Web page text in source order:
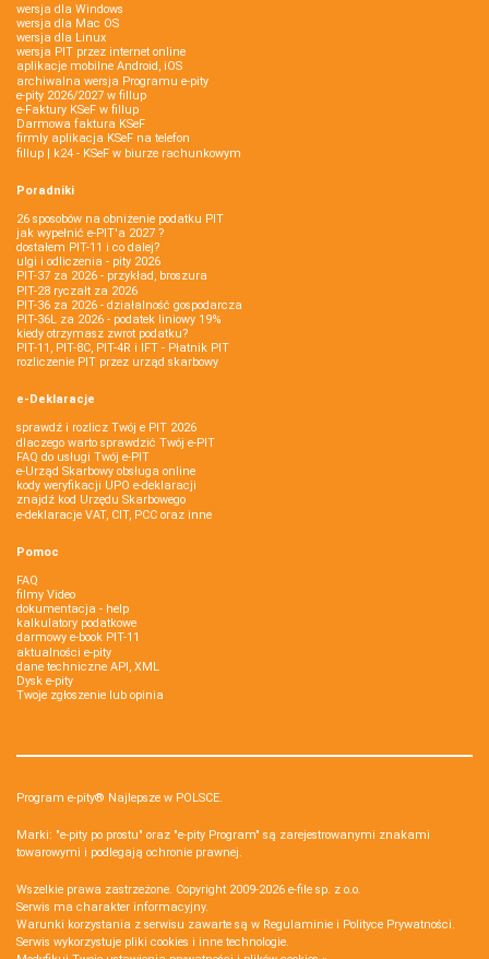
wersja dla Windows
wersja dla Mac OS
wersja dla Linux
wersja PIT przez internet online
aplikacje mobilne Android, iOS
archiwalna wersja Programu e-pity
e-pity 2026/2027 w fillup
e‑Faktury KSeF w fillup
Darmowa faktura KSeF
firmly aplikacja KSeF na telefon
fillup | k24 - KSeF w biurze rachunkowym
Poradniki
26 sposobów na obniżenie podatku PIT
jak wypełnić e-PIT'a 2027 ?
dostałem PIT-11 i co dalej?
ulgi i odliczenia - pity 2026
PIT-37 za 2026 - przykład, broszura
PIT-28 ryczałt za 2026
PIT-36 za 2026 - działalność gospodarcza
PIT-36L za 2026 - podatek liniowy 19%
kiedy otrzymasz zwrot podatku?
PIT-11, PIT-8C, PIT-4R i IFT - Płatnik PIT
rozliczenie PIT przez urząd skarbowy
e-Deklaracje
sprawdź i rozlicz Twój e PIT 2026
dlaczego warto sprawdzić Twój e-PIT
FAQ do usługi Twój e-PIT
e-Urząd Skarbowy obsługa online
kody weryfikacji UPO e-deklaracji
znajdź kod Urzędu Skarbowego
e-deklaracje VAT, CIT, PCC oraz inne
Pomoc
FAQ
filmy Video
dokumentacja - help
kalkulatory podatkowe
darmowy e-book PIT-11
aktualności e-pity
dane techniczne API, XML
Dysk e-pity
Twoje zgłoszenie lub opinia
Program e-pity® Najlepsze w POLSCE.
Marki: "e-pity po prostu" oraz "e-pity Program" są zarejestrowanymi znakami
towarowymi i podlegają ochronie prawnej.
Wszelkie prawa zastrzeżone. Copyright 2009-2026 e-file sp. z o.o.
Serwis ma charakter informacyjny.
Warunki korzystania z serwisu zawarte są w Regulaminie i Polityce Prywatności.
Serwis wykorzystuje pliki cookies i inne technologie.